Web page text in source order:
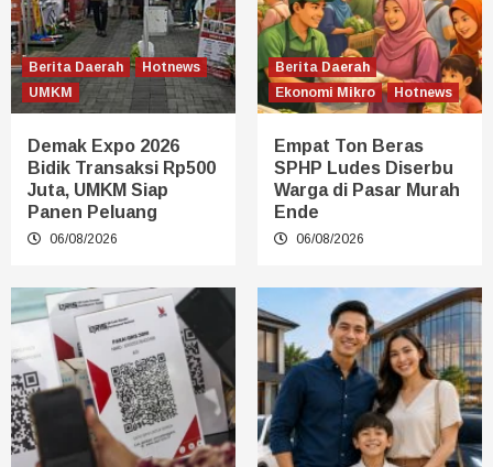
Berita Daerah
Hotnews
UMKM
Demak Expo 2026
Bidik Transaksi Rp500
Juta, UMKM Siap
Panen Peluang
06/08/2026
Berita Daerah
Ekonomi Mikro
Hotnews
Empat Ton Beras
SPHP Ludes Diserbu
Warga di Pasar Murah
Ende
06/08/2026